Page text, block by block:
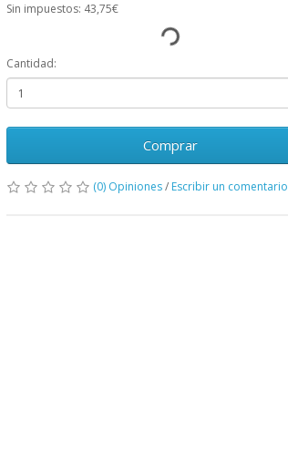
Sin impuestos: 43,75€
Cantidad:
Comprar
(0) Opiniones/ Escribir un comentario